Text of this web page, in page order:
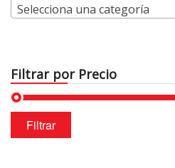
Selecciona una categoría
Filtrar por Precio
Precio
mínimo
Precio
máximo
Filtrar